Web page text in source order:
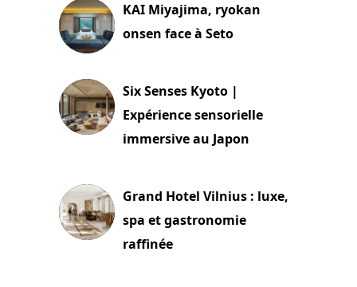
KAI Miyajima, ryokan
onsen face à Seto
Six Senses Kyoto |
Expérience sensorielle
immersive au Japon
Grand Hotel Vilnius : luxe,
spa et gastronomie
raffinée